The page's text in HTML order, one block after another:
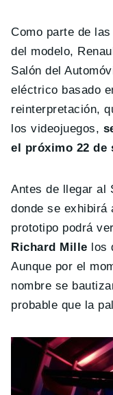
Como parte de
del modelo,
Salón del
eléctrico basado
reinterpretación,
los videojuegos,
el próximo 22 de
Antes de llegar al
donde se exhibirá
prototipo podrá
Richard Mille los
Aunque por el
nombre se
probable que la